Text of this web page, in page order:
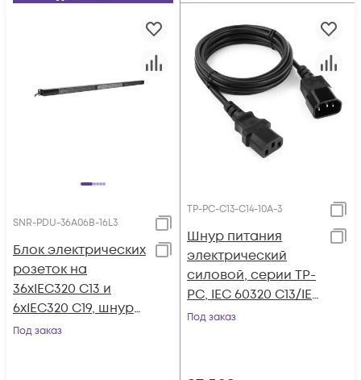
SNR-PDU-36A06B-16L3
Блок электрических
розеток на
36хIEC320 C13 и
6хIEC320 C19, шнур
питания 3 м 5x2,5м2
Под заказ
TP-PC-С13-С14-10A-3
Шнур питания
электрический
силовой, серии TP-
PC, IEC 60320 С13/IEC
60320 С14 прямой,
Под заказ